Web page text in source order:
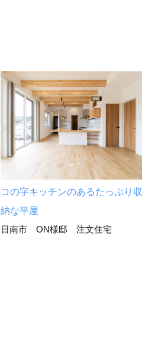
コの字キッチンのあるたっぷり収
納な平屋
日南市 ON様邸 注文住宅